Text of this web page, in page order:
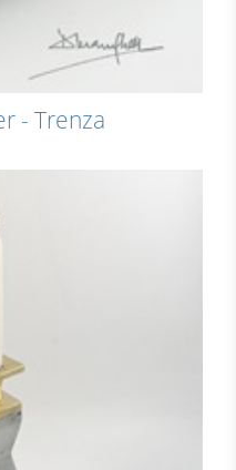
- Trenza